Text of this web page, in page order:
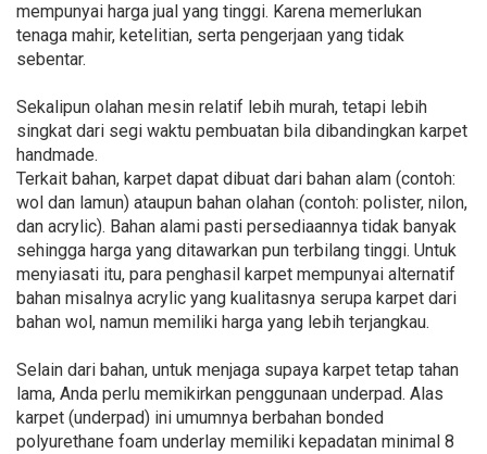
mempunyai harga jual yang tinggi. Karena memerlukan
tenaga mahir, ketelitian, serta pengerjaan yang tidak
sebentar.
Sekalipun olahan mesin relatif lebih murah, tetapi lebih
singkat dari segi waktu pembuatan bila dibandingkan karpet
handmade.
Terkait bahan, karpet dapat dibuat dari bahan alam (contoh:
wol dan lamun) ataupun bahan olahan (contoh: polister, nilon,
dan acrylic). Bahan alami pasti persediaannya tidak banyak
sehingga harga yang ditawarkan pun terbilang tinggi. Untuk
menyiasati itu, para penghasil karpet mempunyai alternatif
bahan misalnya acrylic yang kualitasnya serupa karpet dari
bahan wol, namun memiliki harga yang lebih terjangkau.
Selain dari bahan, untuk menjaga supaya karpet tetap tahan
lama, Anda perlu memikirkan penggunaan underpad. Alas
karpet (underpad) ini umumnya berbahan bonded
polyurethane foam underlay memiliki kepadatan minimal 8